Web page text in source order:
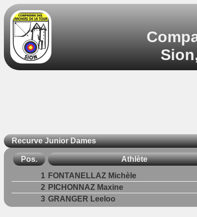
Recurve Junior Dames
Pos. Athlète
1 FONTANELLAZ Michèle
2 PICHONNAZ Maxine
3 GRANGER Leeloo